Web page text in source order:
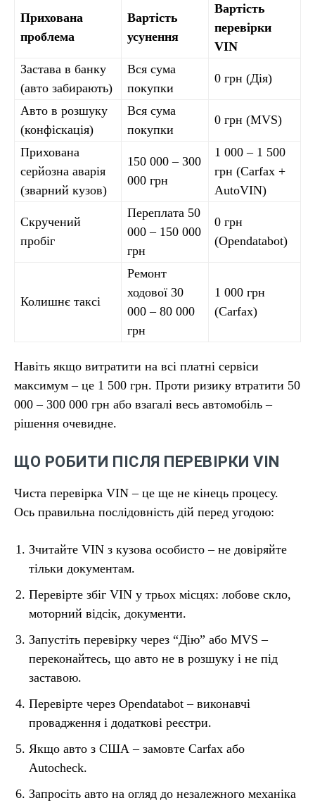
Прихована
проблема
Вартість
усунення
Вартість
перевірки
VIN
Застава в банку
(авто забирають)
Вся сума
покупки
0 грн (Дія)
Авто в розшуку
(конфіскація)
Вся сума
покупки
0 грн (MVS)
Прихована
серйозна аварія
(зварний кузов)
150 000 – 300
000 грн
1 000 – 1 500
грн (Carfax +
AutoVIN)
Скручений
пробіг
Переплата 50
000 – 150 000
грн
0 грн
(Opendatabot)
Колишнє таксі
Ремонт
ходової 30
000 – 80 000
грн
1 000 грн
(Carfax)
Навіть якщо витратити на всі платні сервіси
максимум – це 1 500 грн. Проти ризику втратити 50
000 – 300 000 грн або взагалі весь автомобіль –
рішення очевидне.
ЩО РОБИТИ ПІСЛЯ ПЕРЕВІРКИ VIN
Чиста перевірка VIN – це ще не кінець процесу.
Ось правильна послідовність дій перед угодою:
Зчитайте VIN з кузова особисто – не довіряйте
тільки документам.
Перевірте збіг VIN у трьох місцях: лобове скло,
моторний відсік, документи.
Запустіть перевірку через “Дію” або MVS –
переконайтесь, що авто не в розшуку і не під
заставою.
Перевірте через Opendatabot – виконавчі
провадження і додаткові реєстри.
Якщо авто з США – замовте Carfax або
Autocheck.
Запросіть авто на огляд до незалежного механіка